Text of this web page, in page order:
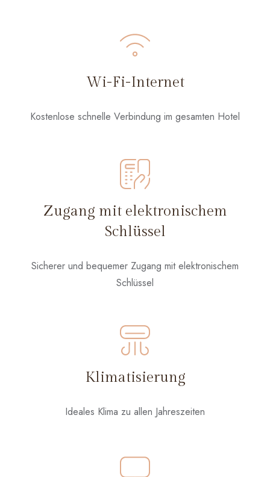
Wi-Fi-Internet
Kostenlose schnelle Verbindung im gesamten Hotel
Zugang mit elektronischem
Schlüssel
Sicherer und bequemer Zugang mit elektronischem
Schlüssel
Klimatisierung
Ideales Klima zu allen Jahreszeiten